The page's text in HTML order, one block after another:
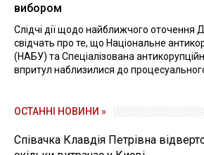
вибором
Слідчі дії щодо найближчого оточення
свідчать про те, що Національне
(НАБУ) та Спеціалізована
впритул наблизилися до
ОСТАННІ НОВИНИ »
Співачка Клавдія Петрівна